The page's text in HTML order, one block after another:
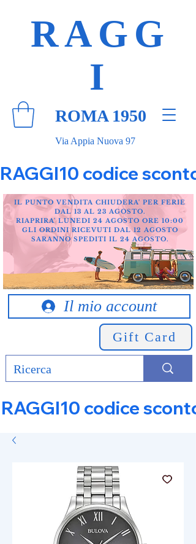
Via Appia Nuova 97
RAGG
I
ROMA 1950
RAGGI10 codice
Il mio account
Gift Card
IL PUNTO VENDITA CHIUDERA' PER FERIE
DAL 13 AL 23 AGOSTO.
RIAPRIRA' LUNEDI 24 AGOSTO ORE 10:00
GLI ORDINI RICEVUTI DAL 12 AGOSTO
SARANNO SPEDITI IL 24 AGOSTO.
RAGGI10 codice